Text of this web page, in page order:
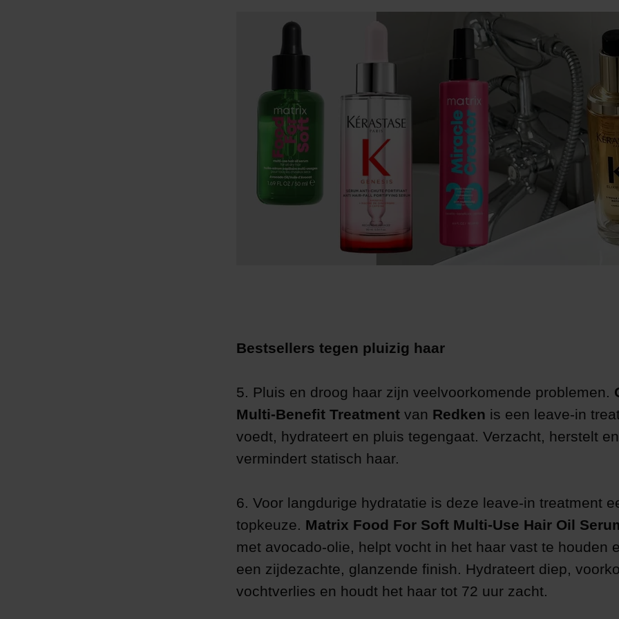
Bestsellers tegen pluizig haar
5. Pluis en droog haar zijn veelvoorkomende problemen.
Multi-Benefit Treatment van Redken is een leave-in
voedt, hydrateert en pluis tegengaat. Verzacht, herstelt en
vermindert statisch haar.
6. Voor langdurige hydratatie is deze leave-in treatment
topkeuze. Matrix Food For Soft Multi-Use Hair Oil
met avocado-olie, helpt vocht in het haar vast te houden
een zijdezachte, glanzende finish. Hydrateert diep,
vochtverlies en houdt het haar tot 72 uur zacht.